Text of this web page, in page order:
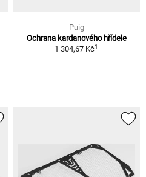
Puig
Ochrana kardanového hřídele
1 304,67 Kč1